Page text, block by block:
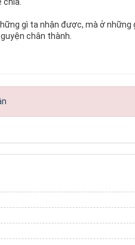
gì ta nhận được, mà ở những
chân thành.